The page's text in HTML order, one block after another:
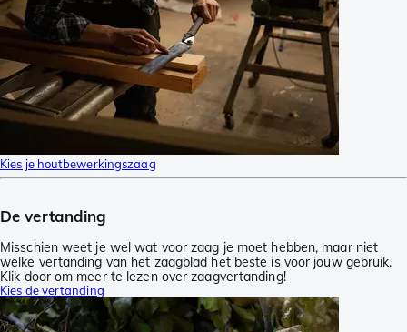
Kies je houtbewerkingszaag
De vertanding
Misschien weet je wel wat voor zaag je moet hebben, maar niet
welke vertanding van het zaagblad het beste is voor jouw gebruik.
Klik door om meer te lezen over zaagvertanding!
Kies de vertanding